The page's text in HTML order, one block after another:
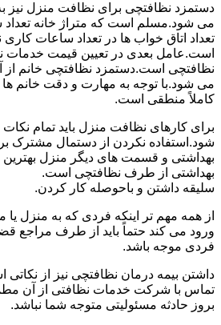
دستمزد نظافتچی برای نظافت منزل
می شود.مسلم است که متراژ خانه
تعداد اتاق خواب ها در تعداد ساعات کاری
است.عامل بعدی در تعیین قیمت
نظافتچی است.دستمزد نظافتچی خانم از
می شود.با توجه به مهارت و دقت خانم
کاملاً منطقی است.
برای کارهای نظافت منزل باید تمام
شود.استفاده نکردن از دستمال مشترک
بهداشتی و قسمت های دیگر منزل
بهداشتی از طرف نظافتچی است.
سلیقه داشتن و باحوصله کار کردن.
از همه مهم تر اینکه فردی که به منزل
ورود می کند حتماً باید از طرف مراجع
فردی موجه باشد.
داشتن بیمه درمان نظافتچی نیز از نکاتی
تماس با شرکت خدمات نظافتی از آن
بروز حادثه مسئولیتی متوجه شما نباشد.